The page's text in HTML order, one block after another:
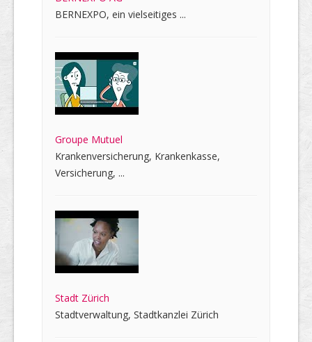
BERNEXPO, ein vielseitiges ...
Groupe Mutuel
Krankenversicherung, Krankenkasse,
Versicherung, ...
Stadt Zürich
Stadtverwaltung, Stadtkanzlei Zürich